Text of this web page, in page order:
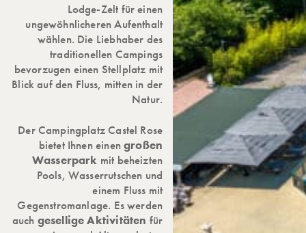
Lodge-Zelt für einen
ungewöhnlicheren Aufenthalt
wählen. Die Liebhaber des
traditionellen Campings
bevorzugen einen Stellplatz mit
Blick auf den Fluss, mitten in der
Natur.
Der Campingplatz Castel Rose
bietet Ihnen einengroßen
Wasserpark mit beheizten
Pools, Wasserrutschen und
einem Fluss mit
Gegenstromanlage. Es werden
auch gesellige Aktivitäten für